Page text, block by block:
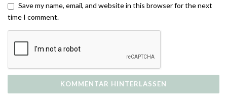
Save my name, email, and website in this browser for the next
time I comment.